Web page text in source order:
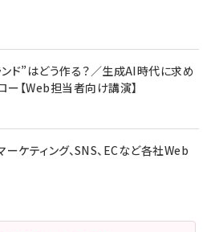
ド”はどう作る？／生成AI時代に求め
【Web担当者向け講演】
ケティング、SNS、ECなど各社Web